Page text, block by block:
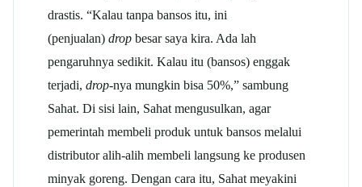
drastis. “Kalau tanpa bansos itu, ini
(penjualan) drop besar saya kira. Ada lah
pengaruhnya sedikit. Kalau itu (bansos) enggak
terjadi, drop-nya mungkin bisa 50%,” sambung
Sahat. Di sisi lain, Sahat mengusulkan, agar
pemerintah membeli produk untuk bansos melalui
distributor alih-alih membeli langsung ke produsen
minyak goreng. Dengan cara itu, Sahat meyakini